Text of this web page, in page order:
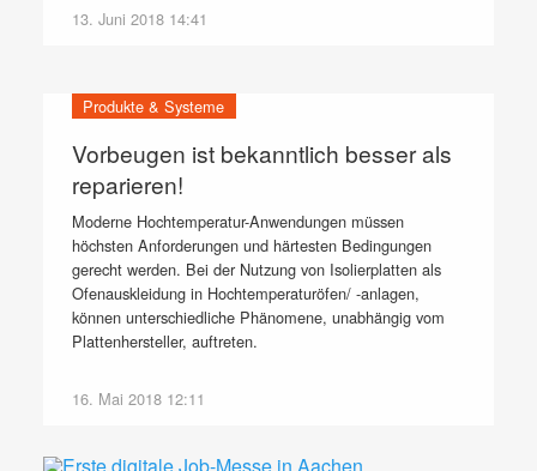
13. Juni 2018 14:41
Produkte & Systeme
Vorbeugen ist bekanntlich besser als
reparieren!
Moderne Hochtemperatur-Anwendungen müssen
höchsten Anforderungen und härtesten Bedingungen
gerecht werden. Bei der Nutzung von Isolierplatten als
Ofenauskleidung in Hochtemperaturöfen/ -anlagen,
können unterschiedliche Phänomene, unabhängig vom
Plattenhersteller, auftreten.
16. Mai 2018 12:11